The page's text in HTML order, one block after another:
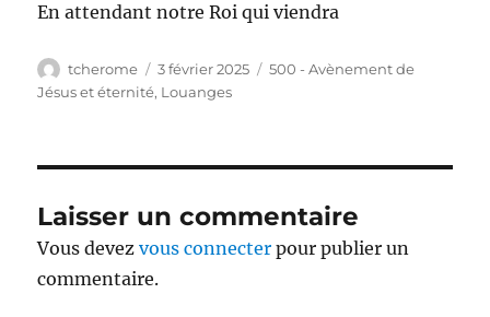
En attendant notre Roi qui viendra
Auteur
tcherome
Publié
le
3 février 2025 Catégories
500 - Avènement de
Jésus et éternité, Louanges
Laisser un commentaire
Vous devezvous connecter pour publier un
commentaire.